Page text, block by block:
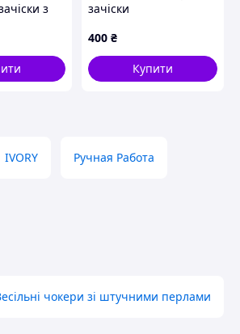
з
зачіски
400 ₴
Купити
IVORY Ручная Работа
чокери зі штучними перлами